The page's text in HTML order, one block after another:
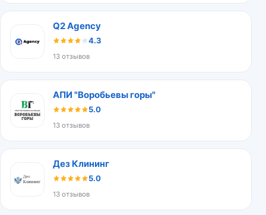
Q2 Agency
4.3
13 отзывов
АПИ "Воробьевы горы"
5.0
13 отзывов
Дез Клининг
5.0
13 отзывов